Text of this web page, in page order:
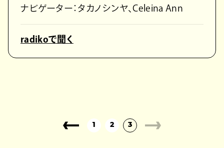
ナビゲーター：タカノシンヤ、Celeina Ann
radikoで聞く
1 2 3